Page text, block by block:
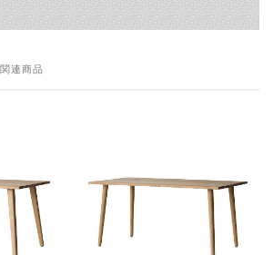
連商品